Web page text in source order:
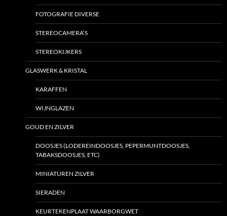
FOTOGRAFIE DIVERSE
STEREOCAMERA’S
STEREOKIJKERS
GLASWERK & KRISTAL
KARAFFEN
WIJNGLAZEN
GOUD EN ZILVER
DOOSJES (LODEREINDOOSJES, PEPERMUNTDOOSJES,
TABAKSDOOSJES, ETC)
MINIATUREN ZILVER
SIERADEN
KEURTEKENPLAAT WAARBORGWET